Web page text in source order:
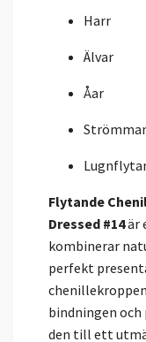
Harr
Älvar
Åar
Flytande
Dressed #14är
kombinerar
perfekt
bindningen
den till ett